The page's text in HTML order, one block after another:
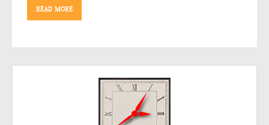
READ MORE